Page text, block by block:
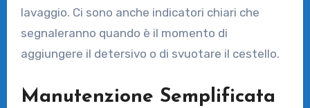
lavaggio. Ci sono anche indicatori chiari che
segnaleranno quando è il momento di
aggiungere il detersivo o di svuotare il cestello.
Manutenzione Semplificata